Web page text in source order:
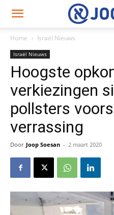
Home Israël Nieuws
Israël Nieuws
Hoogste
verkiezingen
pollsters
verrassing
Door Joop Soesan - 2 maart 2020